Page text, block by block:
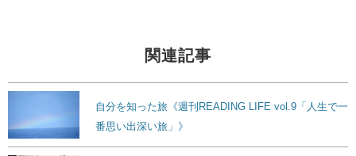
関連記事
自分を知った旅《週刊READING LIFE vol.9「人生で一
番思い出深い旅」》